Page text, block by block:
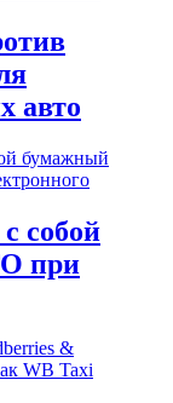
авто
собой
при